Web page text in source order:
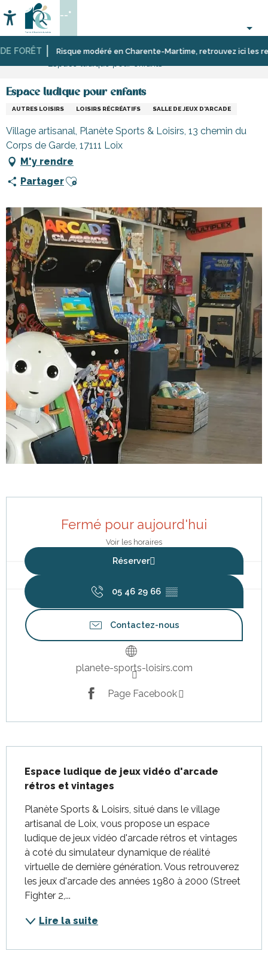
au
contenu
principal
Risque modéré en Charente-Martime, retrouvez ici les
Accessibilité
Recherche
--°
Accueil
Activités,
et
Sport Écoles,
Espace ludique pour enfants
AUTRES LOISIRS LOISIRS RÉCRÉATIFS SALLE DE JEUX D'ARCADE
Village artisanal, Planète Sports & Loisirs, 13 chemin du
Corps de Garde, 17111 Loix
M'y rendre
PartagerAjouter aux favoris
Fermé pour aujourd'hui
Voir les horaires
Réserver
05 46 29 66 ▒▒
Contactez-nous
planete-sports-loisirs.com
Page Facebook
Espace ludique de jeux vidéo d'arcade
rétros et vintages
Planète Sports & Loisirs, situé dans le village
artisanal de Loix, vous propose un espace
ludique de jeux vidéo d'arcade rétros et vintages
à coté du simulateur dynamique de réalité
virtuelle de dernière génération. Vous retrouverez
les jeux d'arcade des années 1980 à 2000 (Street
Fighter 2,...
Lire la suite